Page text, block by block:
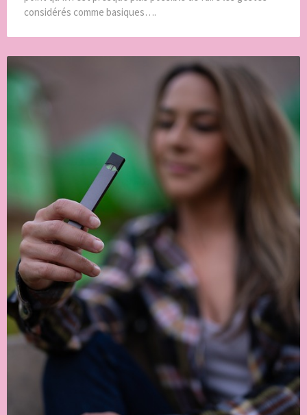
considérés comme basiques….